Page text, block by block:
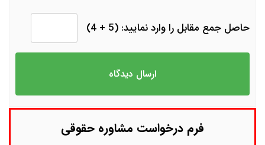
حاصل جمع مقابل را وارد نمایید: (5 + 4)
فرم درخواست مشاوره حقوقی